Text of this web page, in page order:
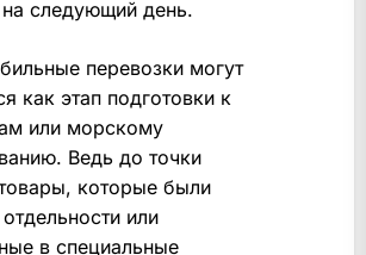
следующий день.
перевозки могут
как этап подготовки к
или морскому
Ведь до точки
которые были
или
в специальные